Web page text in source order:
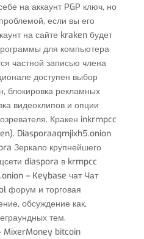
на аккаунт PGP ключ, но
если вы его
на сайте kraken будет
для компьютера
частной записью члена
доступен выбор
блокировка рекламных
видеоклипов и опции
Кракен inkrmpcc
Diasporaaqmjixh5.onion
Зеркало крупнейшего
diaspora в krmpcc
– Keybase чат Чат
форум и торговая
обсуждение как,
тем.
MixerMoney bitcoin